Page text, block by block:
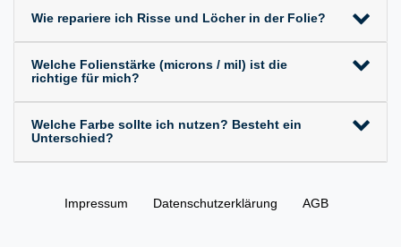
Wie repariere ich Risse und Löcher in der Folie?
Welche Folienstärke (microns / mil) ist die
richtige für mich?
Welche Farbe sollte ich nutzen? Besteht ein
Unterschied?
Impressum Daten­schutz­erklärung AGB